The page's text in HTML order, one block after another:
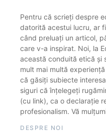
Pentru că scrieți despre
datorită acestui lucru, ar
când preluați un articol,
care v-a inspirat. Noi, la
această conduită etică și
mult mai multă
că găsiți subiecte
siguri că înțelegeți
(cu link), ca o declarație
profesionalism. Vă
DESPRE NOI